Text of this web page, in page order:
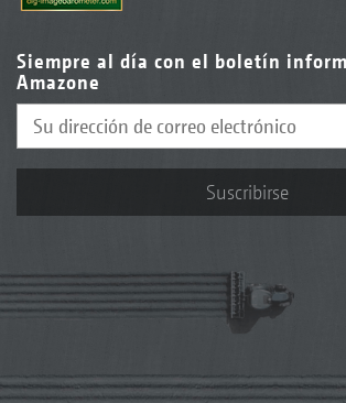
Siempre al día con el boletín
Amazone
Suscribirse